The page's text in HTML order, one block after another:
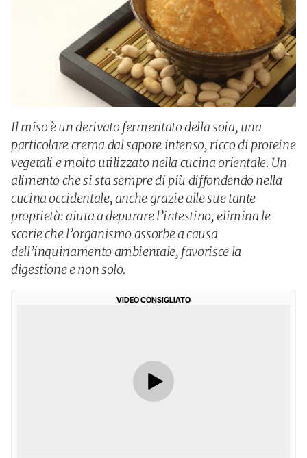
Il miso è un derivato fermentato della soia, una
particolare crema dal sapore intenso, ricco di proteine
vegetali e molto utilizzato nella cucina orientale. Un
alimento che si sta sempre di più diffondendo nella
cucina occidentale, anche grazie alle sue tante
proprietà: aiuta a depurare l’intestino, elimina le
scorie che l’organismo assorbe a causa
dell’inquinamento ambientale, favorisce la
digestione e non solo.
VIDEO CONSIGLIATO